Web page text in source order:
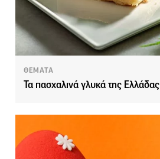
ΘΕΜΑΤΑ
Τα πασχαλινά γλυκά της Ελλάδας